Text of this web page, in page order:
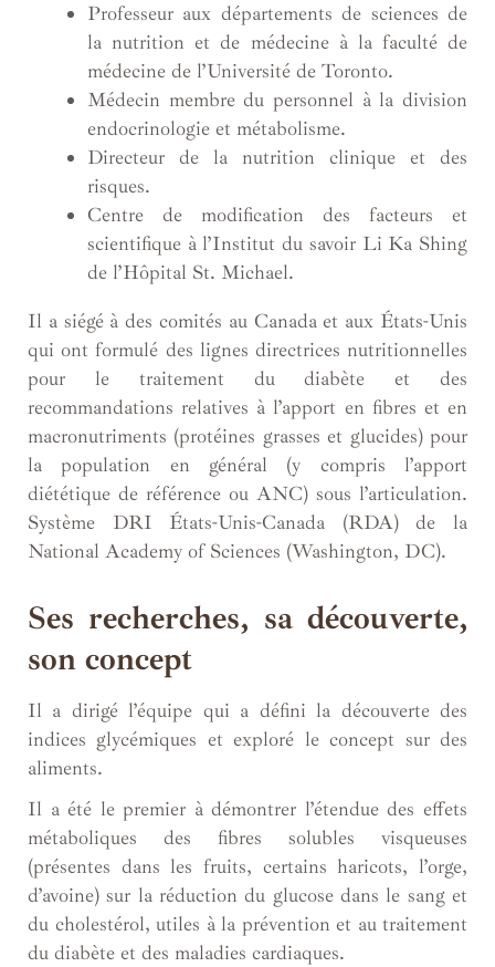
Professeur aux départements de sciences de
la nutrition et de médecine à la faculté de
médecine de l’Université de Toronto.
Médecin membre du personnel à la division
endocrinologie et métabolisme.
Directeur de la nutrition clinique et des
risques.
Centre de modification des facteurs et
scientifique à l’Institut du savoir Li Ka Shing
de l’Hôpital St. Michael.
Il a siégé à des comités au Canada et aux États-Unis
qui ont formulé des lignes directrices nutritionnelles
pour le traitement du diabète et des
recommandations relatives à l’apport en fibres et en
macronutriments (protéines grasses et glucides) pour
la population en général (y compris l’apport
diététique de référence ou ANC) sous l’articulation.
Système DRI États-Unis-Canada (RDA) de la
National Academy of Sciences (Washington, DC).
Ses recherches, sa découverte,
son concept
Il a dirigé l’équipe qui a défini la découverte des
indices glycémiques et exploré le concept sur des
aliments.
Il a été le premier à démontrer l’étendue des effets
métaboliques des fibres solubles visqueuses
(présentes dans les fruits, certains haricots, l’orge,
d’avoine) sur la réduction du glucose dans le sang et
du cholestérol, utiles à la prévention et au traitement
du diabète et des maladies cardiaques.